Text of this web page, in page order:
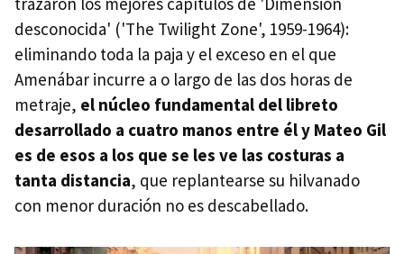
desconocida' ('The Twilight Zone', 1959-1964):
eliminando toda la paja y el exceso en el que
Amenábar incurre a o largo de las dos horas de
metraje, el núcleo fundamental del libreto
desarrollado a cuatro manos entre él y Mateo Gil
es de esos a los que se les ve las costuras a
tanta distancia, que replantearse su hilvanado
con menor duración no es descabellado.